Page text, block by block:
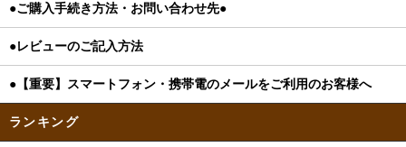
●ご購入手続き方法・お問い合わせ先●
●レビューのご記入方法
●【重要】スマートフォン・携帯電のメールをご利用のお客様へ
ランキング